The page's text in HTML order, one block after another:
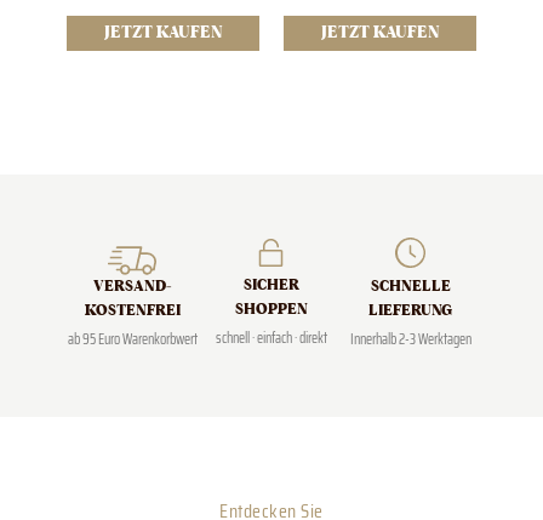
JETZT KAUFEN JETZT KAUFEN
VERSAND­
KOSTENFREI
ab 95 Euro Warenkorbwert
SICHER
SHOPPEN
schnell · einfach · direkt
SCHNELLE
LIEFERUNG
Innerhalb 2-3 Werktagen
Entdecken Sie